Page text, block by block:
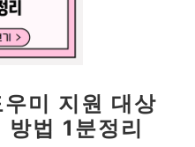
미 지원 대상
법 1분정리